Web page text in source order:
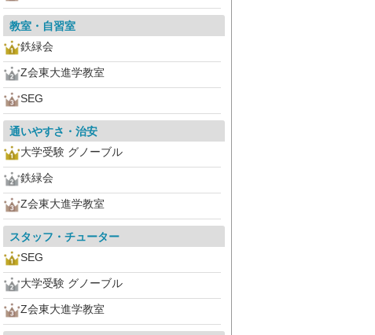
教室・自習室
鉄緑会
Z会東大進学教室
SEG
通いやすさ・治安
大学受験 グノーブル
鉄緑会
Z会東大進学教室
スタッフ・チューター
SEG
大学受験 グノーブル
Z会東大進学教室